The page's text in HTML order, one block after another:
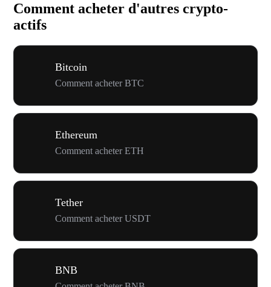
Comment acheter d'autres crypto-
actifs
Bitcoin
Comment acheter BTC
Ethereum
Comment acheter ETH
Tether
Comment acheter USDT
BNB